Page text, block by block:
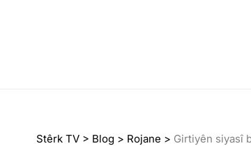
Stêrk TV > Blog > Rojane > Girtiyên siyasî